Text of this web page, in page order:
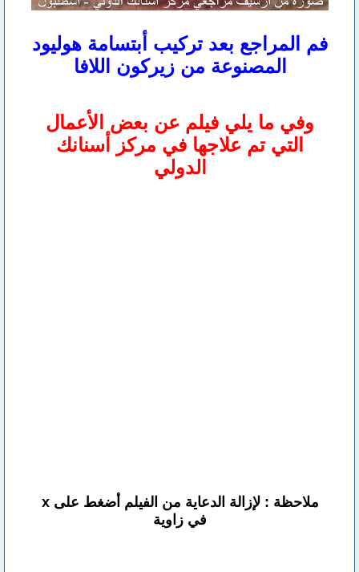
فم المراجع بعد تركيب أبتسامة هوليود
المصنوعة من زيركون اللافا
وفي ما يلي فيلم عن بعض الأعمال
التي تم علاجها في مركز أسنانك
الدولي
ملاحظة : لإزالة الدعاية من الفيلم أضغط على x
في زاوية